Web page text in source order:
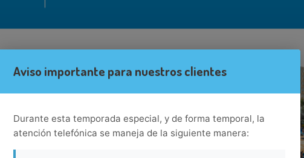
Aviso importante para nuestros clientes
Durante esta temporada especial, y de forma temporal, la
atención telefónica se maneja de la siguiente manera: